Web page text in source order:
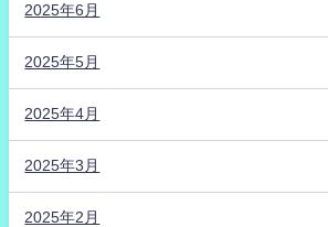
2025年6月
2025年5月
2025年4月
2025年3月
2025年2月